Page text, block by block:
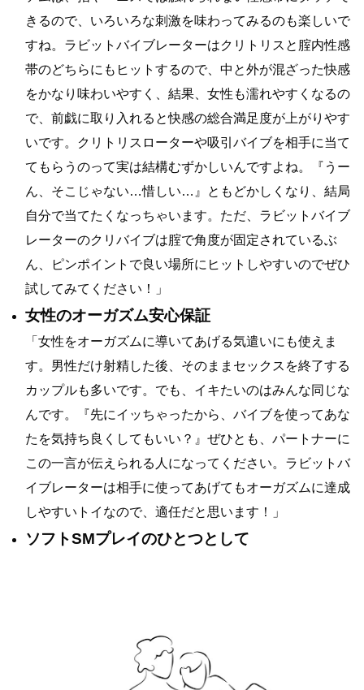
きるので、いろいろな刺激を味わってみるのも楽しいで
すね。ラビットバイブレーターはクリトリスと腟内性感
帯のどちらにもヒットするので、中と外が混ざった快感
をかなり味わいやすく、結果、女性も濡れやすくなるの
で、前戯に取り入れると快感の総合満足度が上がりやす
いです。クリトリスローターや吸引バイブを相手に当て
てもらうのって実は結構むずかしいんですよね。『うー
ん、そこじゃない…惜しい…』ともどかしくなり、結局
自分で当てたくなっちゃいます。ただ、ラビットバイブ
レーターのクリバイブは腟で角度が固定されているぶ
ん、ピンポイントで良い場所にヒットしやすいのでぜひ
試してみてください！」
女性のオーガズム安心保証
「女性をオーガズムに導いてあげる気遣いにも使えま
す。男性だけ射精した後、そのままセックスを終了する
カップルも多いです。でも、イキたいのはみんな同じな
んです。『先にイッちゃったから、バイブを使ってあな
たを気持ち良くしてもいい？』ぜひとも、パートナーに
この一言が伝えられる人になってください。ラビットバ
イブレーターは相手に使ってあげてもオーガズムに達成
しやすいトイなので、適任だと思います！」
ソフトSMプレイのひとつとして